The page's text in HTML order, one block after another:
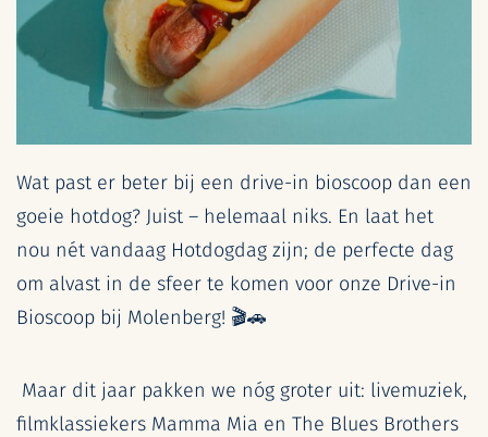
Wat past er beter bij een drive-in bioscoop dan een
goeie hotdog? Juist – helemaal niks. En laat het
nou nét vandaag Hotdogdag zijn; de perfecte dag
om alvast in de sfeer te komen voor onze Drive-in
Bioscoop bij Molenberg! 🎬🚗
Maar dit jaar pakken we nóg groter uit: livemuziek,
filmklassiekers Mamma Mia en The Blues Brothers